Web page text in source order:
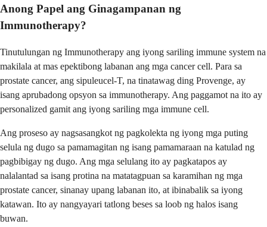
Anong Papel ang Ginagampanan ng
Immunotherapy?
Tinutulungan ng Immunotherapy ang iyong sariling immune system na
makilala at mas epektibong labanan ang mga cancer cell. Para sa
prostate cancer, ang sipuleucel-T, na tinatawag ding Provenge, ay
isang aprubadong opsyon sa immunotherapy. Ang paggamot na ito ay
personalized gamit ang iyong sariling mga immune cell.
Ang proseso ay nagsasangkot ng pagkolekta ng iyong mga puting
selula ng dugo sa pamamagitan ng isang pamamaraan na katulad ng
pagbibigay ng dugo. Ang mga selulang ito ay pagkatapos ay
nalalantad sa isang protina na matatagpuan sa karamihan ng mga
prostate cancer, sinanay upang labanan ito, at ibinabalik sa iyong
katawan. Ito ay nangyayari tatlong beses sa loob ng halos isang
buwan.